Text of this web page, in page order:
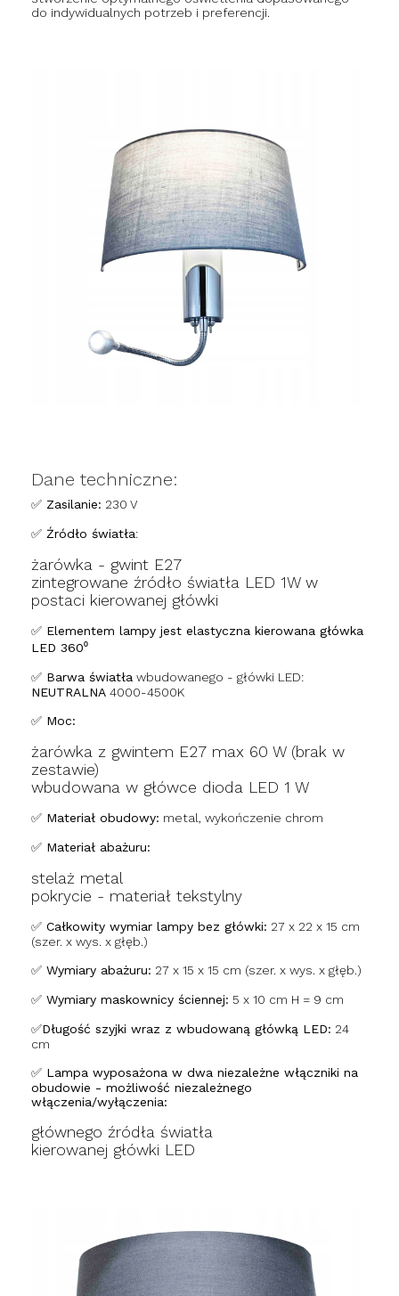
do indywidualnych potrzeb i preferencji.
Dane techniczne:
✅ Zasilanie: 230 V
✅ Źródło światła:
żarówka - gwint E27
zintegrowane źródło światła LED 1W w
postaci kierowanej główki
✅ Elementem lampy jest elastyczna kierowana główka
LED 360⁰
✅ Barwa światła wbudowanego - główki LED:
NEUTRALNA 4000-4500K
✅ Moc:
żarówka z gwintem E27 max 60 W (brak w
zestawie)
wbudowana w główce dioda LED 1 W
✅ Materiał obudowy: metal, wykończenie chrom
✅ Materiał abażuru:
stelaż metal
pokrycie - materiał tekstylny
✅ Całkowity wymiar lampy bez główki: 27 x 22 x 15 cm
(szer. x wys. x głęb.)
✅ Wymiary abażuru: 27 x 15 x 15 cm (szer. x wys. x głęb.)
✅ Wymiary maskownicy ściennej: 5 x 10 cm H = 9 cm
✅Długość szyjki wraz z wbudowaną główką LED: 24
cm
✅ Lampa wyposażona w dwa niezależne włączniki na
obudowie - możliwość niezależnego
włączenia/wyłączenia:
głównego źródła światła
kierowanej główki LED